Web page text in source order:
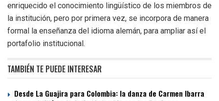
enriquecido el conocimiento lingüístico de los miembros de
la institución, pero por primera vez, se incorpora de manera
formal la enseñanza del idioma alemán, para ampliar así el
portafolio institucional.
TAMBIÉN TE PUEDE INTERESAR
Desde La Guajira para Colombia: la danza de Carmen Ibarra